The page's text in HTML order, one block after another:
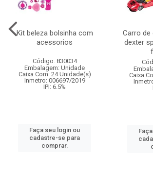
Kit beleza bolsinha com
acessorios
Código: 830034
Embalagem: Unidade
Caixa Com: 24 Unidade(s)
Inmetro: 006697/2019
IPI: 6.5%
Faça seu login ou
cadastre-se para
comprar.
Carro
dexter
Caixa